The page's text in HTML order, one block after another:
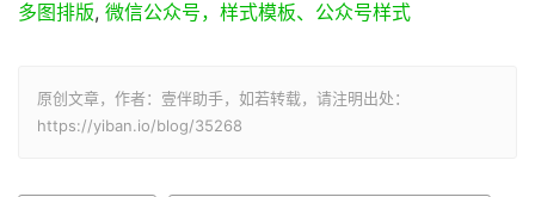
多图排版, 微信公众号，样式模板、公众号样式
原创文章，作者：壹伴助手，如若转载，请注明出处：
https://yiban.io/blog/35268